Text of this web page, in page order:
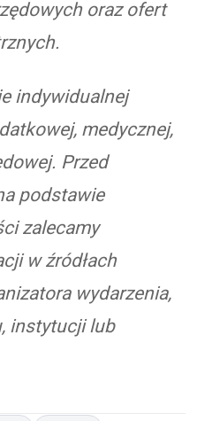
oraz ofert
indywidualnej
medycznej,
Przed
podstawie
zalecamy
w źródłach
wydarzenia,
instytucji lub